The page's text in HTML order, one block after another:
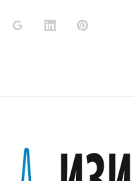
Google+LinkedInPinterest